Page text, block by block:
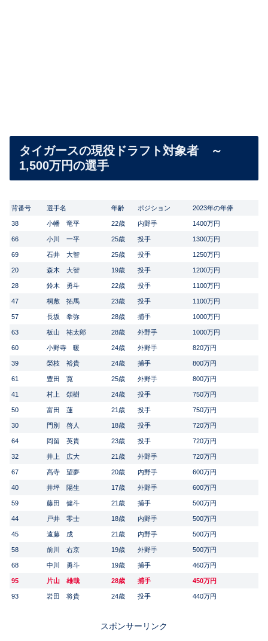
タイガースの現役ドラフト対象者 ～
1,500万円の選手
背番号 選手名 年齢 ポジション 2023年の年俸
38 小幡 竜平 22歳 内野手 1400万円
66 小川 一平 25歳 投手 1300万円
69 石井 大智 25歳 投手 1250万円
20 森木 大智 19歳 投手 1200万円
28 鈴木 勇斗 22歳 投手 1100万円
47 桐敷 拓馬 23歳 投手 1100万円
57 長坂 拳弥 28歳 捕手 1000万円
63 板山 祐太郎 28歳 外野手 1000万円
60 小野寺 暖 24歳 外野手 820万円
39 榮枝 裕貴 24歳 捕手 800万円
61 豊田 寛 25歳 外野手 800万円
41 村上 頌樹 24歳 投手 750万円
50 富田 蓮 21歳 投手 750万円
30 門別 啓人 18歳 投手 720万円
64 岡留 英貴 23歳 投手 720万円
32 井上 広大 21歳 外野手 720万円
67 髙寺 望夢 20歳 内野手 600万円
40 井坪 陽生 17歳 外野手 600万円
59 藤田 健斗 21歳 捕手 500万円
44 戸井 零士 18歳 内野手 500万円
45 遠藤 成 21歳 内野手 500万円
58 前川 右京 19歳 外野手 500万円
68 中川 勇斗 19歳 捕手 460万円
95 片山 雄哉 28歳 捕手 450万円
93 岩田 将貴 24歳 投手 440万円
スポンサーリンク